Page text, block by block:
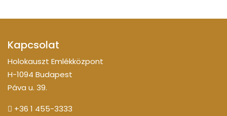
Kapcsolat
Holokauszt Emlékközpont
H-1094 Budapest
Páva u. 39.
+36 1 455-3333